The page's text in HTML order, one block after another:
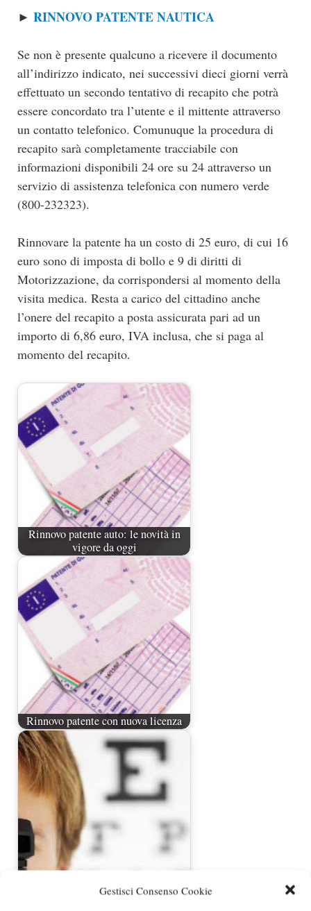
Gestisci Consenso Cookie
► RINNOVO PATENTE NAUTICA
Se non è presente qualcuno a ricevere il documento
all’indirizzo indicato, nei successivi dieci giorni verrà
effettuato un secondo tentativo di recapito che potrà
essere concordato tra l’utente e il mittente attraverso
un contatto telefonico. Comunuque la procedura di
recapito sarà completamente tracciabile con
informazioni disponibili 24 ore su 24 attraverso un
servizio di assistenza telefonica con numero verde
(800-232323).
Rinnovare la patente ha un costo di 25 euro, di cui 16
euro sono di imposta di bollo e 9 di diritti di
Motorizzazione, da corrispondersi al momento della
visita medica. Resta a carico del cittadino anche
l’onere del recapito a posta assicurata pari ad un
importo di 6,86 euro, IVA inclusa, che si paga al
momento del recapito.
Rinnovo patente auto: le novità in
vigore da oggi
Rinnovo patente con nuova licenza
categorie A e B